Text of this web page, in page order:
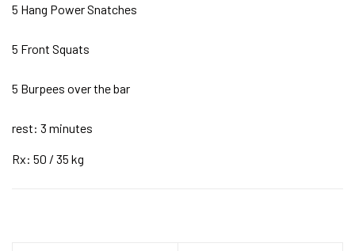
5 Hang Power Snatches
5 Front Squats
5 Burpees over the bar
rest: 3 minutes
Rx: 50 / 35 kg